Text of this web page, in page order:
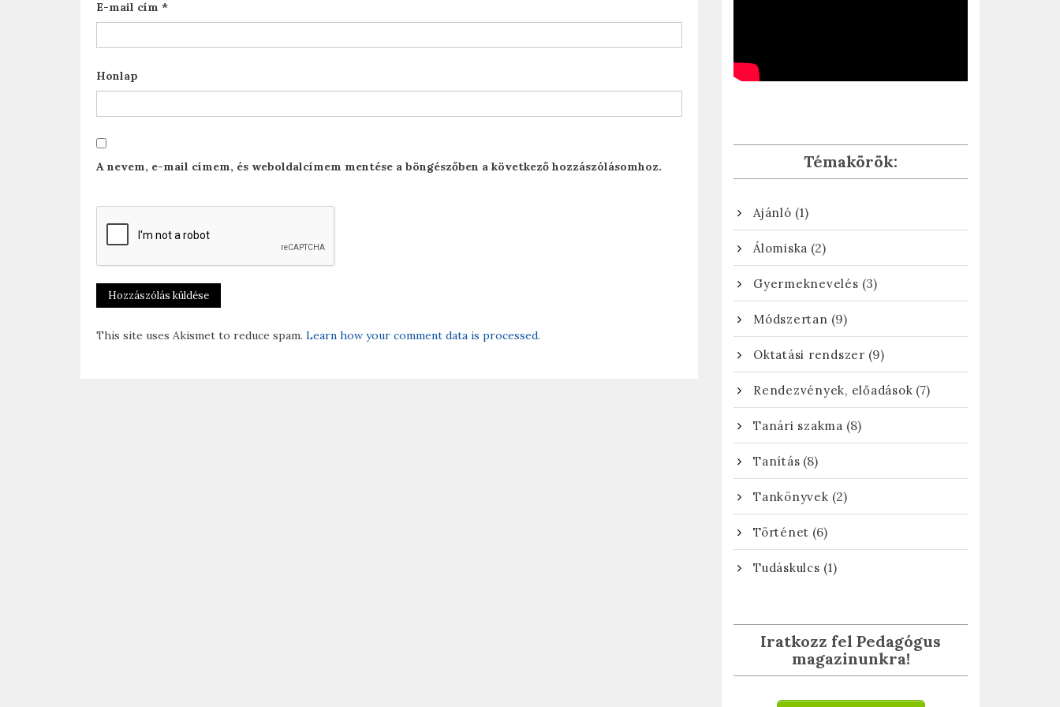
E-mail cím *
Honlap
A nevem, e-mail címem, és weboldalcímem mentése a böngészőben a következő hozzászólásomhoz.
This site uses Akismet to reduce spam. Learn how your comment data is processed.
Témakörök:
Ajánló (1)
Álomiska (2)
Gyermeknevelés (3)
Módszertan (9)
Oktatási rendszer (9)
Rendezvények, előadások (7)
Tanári szakma (8)
Tanítás (8)
Tankönyvek (2)
Történet (6)
Tudáskulcs (1)
Iratkozz fel Pedagógus
magazinunkra!